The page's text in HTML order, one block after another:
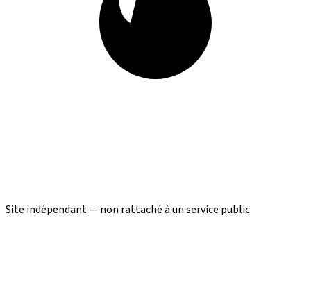
Site indépendant — non rattaché à un service public